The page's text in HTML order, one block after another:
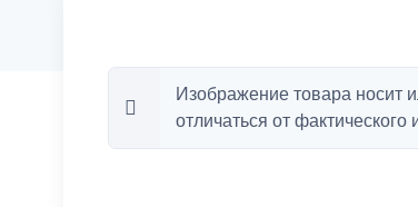
Изображение товара носит
отличаться от фактического